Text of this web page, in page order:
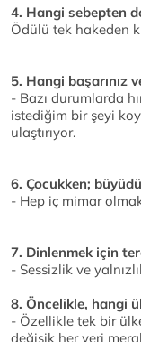
4. Hangi sebepten
Ödülü tek hakeden
5. Hangi başarınız
- Bazı durumlarda
istediğim bir şeyi
ulaştırıyor.
6. Çocukken;
- Hep iç mimar
7. Dinlenmek için
- Sessizlik ve
8. Öncelikle, hangi
- Özellikle tek bir
değişik her yeri